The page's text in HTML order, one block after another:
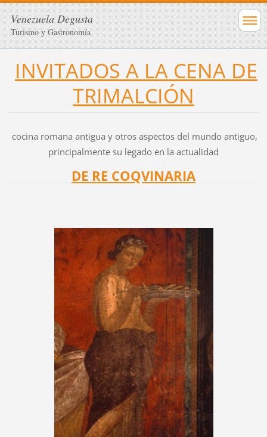
Venezuela Degusta
Turismo y Gastronomía
INVITADOS A LA CENA DE
TRIMALCIÓN
cocina romana antigua y otros aspectos del mundo antiguo,
principalmente su legado en la actualidad
DE RE COQVINARIA